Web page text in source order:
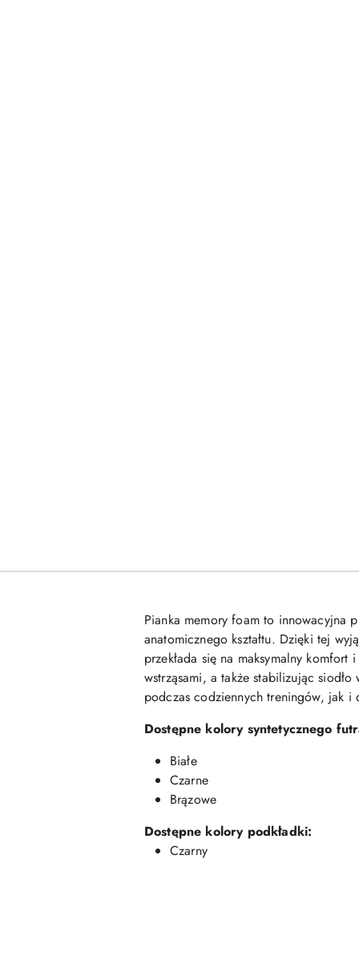
Pianka memory foam to innowacyjna
anatomicznego kształtu. Dzięki tej
przekłada się na maksymalny
wstrząsami, a także stabilizując
podczas codziennych treningów, jak i
Dostępne kolory syntetycznego
Białe
Czarne
Brązowe
Dostępne kolory podkładki:
Czarny